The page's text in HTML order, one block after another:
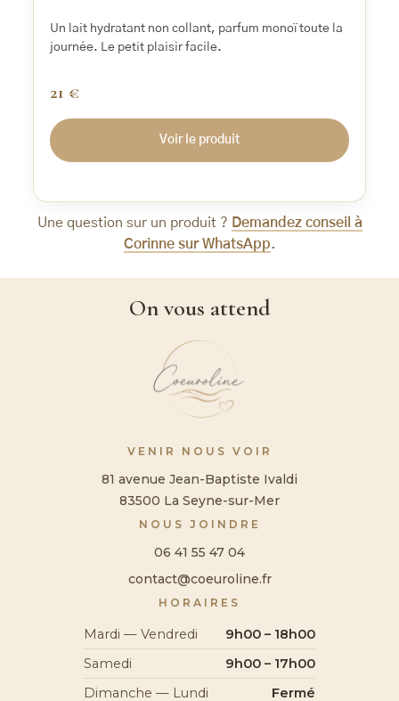
Un lait hydratant non collant, parfum monoï toute la
journée. Le petit plaisir facile.
21 €
Voir le produit
Une question sur un produit ? Demandez conseil à
Corinne sur WhatsApp.
On vous attend
VENIR NOUS VOIR
81 avenue Jean-Baptiste Ivaldi
83500 La Seyne-sur-Mer
NOUS JOINDRE
06 41 55 47 04
contact@coeuroline.fr
HORAIRES
Mardi — Vendredi
9h00 – 18h00
Samedi
9h00 – 17h00
Dimanche — Lundi
Fermé